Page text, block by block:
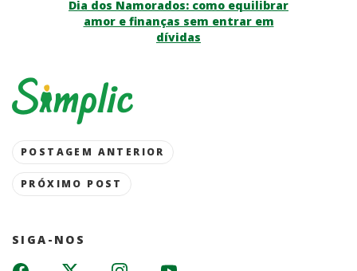
Dia dos Namorados: como equilibrar
amor e finanças sem entrar em
dívidas
Post
navigation
POSTAGEM ANTERIOR
PRÓXIMO POST
SIGA-NOS